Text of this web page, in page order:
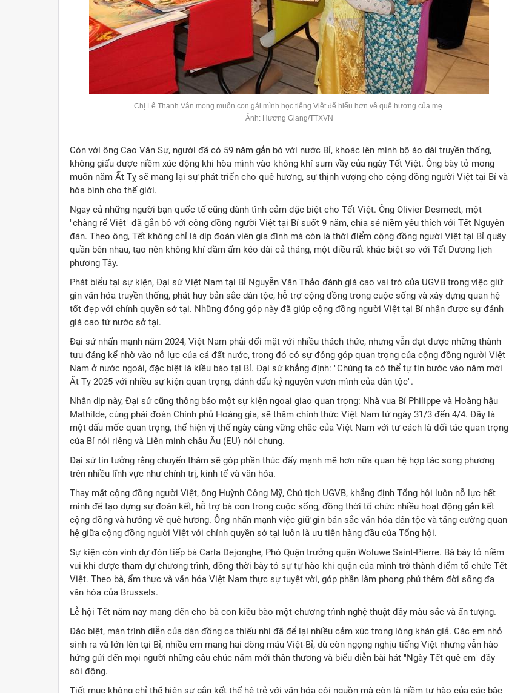
Chị Lê Thanh Vân mong muốn con gái mình học tiếng Việt để hiểu hơn về quê hương của mẹ.
Ảnh: Hương Giang/TTXVN
Còn với ông Cao Văn Sự, người đã có 59 năm gắn bó với nước Bỉ, khoác lên mình bộ áo dài truyền thống,
không giấu được niềm xúc động khi hòa mình vào không khí sum vầy của ngày Tết Việt. Ông bày tỏ mong
muốn năm Ất Tỵ sẽ mang lại sự phát triển cho quê hương, sự thịnh vượng cho cộng đồng người Việt tại Bỉ và
hòa bình cho thế giới.
Ngay cả những người bạn quốc tế cũng dành tình cảm đặc biệt cho Tết Việt. Ông Olivier Desmedt, một
"chàng rể Việt" đã gắn bó với cộng đồng người Việt tại Bỉ suốt 9 năm, chia sẻ niềm yêu thích với Tết Nguyên
đán. Theo ông, Tết không chỉ là dịp đoàn viên gia đình mà còn là thời điểm cộng đồng người Việt tại Bỉ quây
quần bên nhau, tạo nên không khí đầm ấm kéo dài cả tháng, một điều rất khác biệt so với Tết Dương lịch
phương Tây.
Phát biểu tại sự kiện, Đại sứ Việt Nam tại Bỉ Nguyễn Văn Thảo đánh giá cao vai trò của UGVB trong việc giữ
gìn văn hóa truyền thống, phát huy bản sắc dân tộc, hỗ trợ cộng đồng trong cuộc sống và xây dựng quan hệ
tốt đẹp với chính quyền sở tại. Những đóng góp này đã giúp cộng đồng người Việt tại Bỉ nhận được sự đánh
giá cao từ nước sở tại.
Đại sứ nhấn mạnh năm 2024, Việt Nam phải đối mặt với nhiều thách thức, nhưng vẫn đạt được những thành
tựu đáng kể nhờ vào nỗ lực của cả đất nước, trong đó có sự đóng góp quan trọng của cộng đồng người Việt
Nam ở nước ngoài, đặc biệt là kiều bào tại Bỉ. Đại sứ khẳng định: "Chúng ta có thể tự tin bước vào năm mới
Ất Tỵ 2025 với nhiều sự kiện quan trọng, đánh dấu kỷ nguyên vươn mình của dân tộc".
Nhân dịp này, Đại sứ cũng thông báo một sự kiện ngoại giao quan trọng: Nhà vua Bỉ Philippe và Hoàng hậu
Mathilde, cùng phái đoàn Chính phủ Hoàng gia, sẽ thăm chính thức Việt Nam từ ngày 31/3 đến 4/4. Đây là
một dấu mốc quan trọng, thể hiện vị thế ngày càng vững chắc của Việt Nam với tư cách là đối tác quan trọng
của Bỉ nói riêng và Liên minh châu Âu (EU) nói chung.
Đại sứ tin tưởng rằng chuyến thăm sẽ góp phần thúc đẩy mạnh mẽ hơn nữa quan hệ hợp tác song phương
trên nhiều lĩnh vực như chính trị, kinh tế và văn hóa.
Thay mặt cộng đồng người Việt, ông Huỳnh Công Mỹ, Chủ tịch UGVB, khẳng định Tổng hội luôn nỗ lực hết
mình để tạo dựng sự đoàn kết, hỗ trợ bà con trong cuộc sống, đồng thời tổ chức nhiều hoạt động gắn kết
cộng đồng và hướng về quê hương. Ông nhấn mạnh việc giữ gìn bản sắc văn hóa dân tộc và tăng cường quan
hệ giữa cộng đồng người Việt với chính quyền sở tại luôn là ưu tiên hàng đầu của Tổng hội.
Sự kiện còn vinh dự đón tiếp bà Carla Dejonghe, Phó Quận trưởng quận Woluwe Saint-Pierre. Bà bày tỏ niềm
vui khi được tham dự chương trình, đồng thời bày tỏ sự tự hào khi quận của mình trở thành điểm tổ chức Tết
Việt. Theo bà, ẩm thực và văn hóa Việt Nam thực sự tuyệt vời, góp phần làm phong phú thêm đời sống đa
văn hóa của Brussels.
Lễ hội Tết năm nay mang đến cho bà con kiều bào một chương trình nghệ thuật đầy màu sắc và ấn tượng.
Đặc biệt, màn trình diễn của dàn đồng ca thiếu nhi đã để lại nhiều cảm xúc trong lòng khán giả. Các em nhỏ
sinh ra và lớn lên tại Bỉ, nhiều em mang hai dòng máu Việt-Bỉ, dù còn ngọng nghịu tiếng Việt nhưng vẫn hào
hứng gửi đến mọi người những câu chúc năm mới thân thương và biểu diễn bài hát "Ngày Tết quê em" đầy
sôi động.
Tiết mục không chỉ thể hiện sự gắn kết thế hệ trẻ với văn hóa cội nguồn mà còn là niềm tự hào của các bậc